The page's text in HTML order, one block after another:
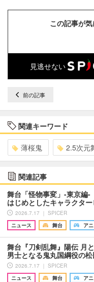
この記事が
見逃せない
前の記事
関連キーワード
薄桜鬼 2.5次元
関連記事
舞台「怪物事変」-東京
はじめとしたキャラクタ
2026.7.17 ｜ SPICER
ニュース
舞台 ア
舞台『刀剣乱舞』陽伝 月
男士となる鬼丸国綱役の
2026.7.17 ｜ SPICER
ニュース
舞台 ア